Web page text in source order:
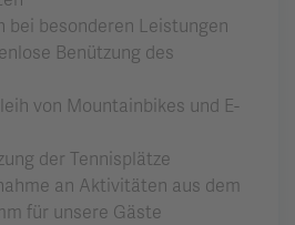
bei besonderen Leistungen
Benützung des
von Mountainbikes und E-
der Tennisplätze
an Aktivitäten aus dem
für unsere Gäste